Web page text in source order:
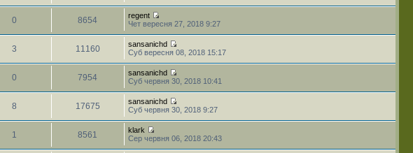
0 8654
regent
Чет вересня 27, 2018 9:27
3 11160
sansanichd
Суб вересня 08, 2018 15:17
0 7954
sansanichd
Суб червня 30, 2018 10:41
8 17675
sansanichd
Суб червня 30, 2018 9:27
1 8561
klark
Сер червня 06, 2018 20:43